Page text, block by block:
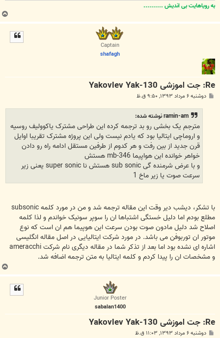
به رویاهایت بی اندیش ..........
Captain
shafagh
Re: جت اموزشی Yakovlev Yak-130
دوشنبه ۶ مرداد ۱۳۹۳, ۹:۵۰ ق.ظ
ramin-am نوشته شده:
مترجم یک بخشی رو بد ترجمه کرده این طراحی مشترک یاکوولیف روسیه
و اروماچی ایتالیا بود که یادم نیست ولی این پروژه مشترک تقریبا اوایل
قرن جدید از بین رفت و هر کدوم از طرفین مستقل ادامه راه رو دادن
خواهر خوانده این هواپیما mb-346 هستش
و با عرض شرمنده گی sub sonic هستش نا super sonic یعنی زیر
سرعت صوت یا زیر ماخ 1
با تشکر، دیشب دیر وقت این مقاله ترجمه شد و من در مورد کلمه subsonic
مطلع بودم اما دلیل خستگی اشتباها ان را سوپر سونیک خواندم و لذا کلمه
اصلاح شد دلیل مادون صوت بودن سرعت این هوپیما هم ان است که نوع
موتور ان توربوفن می باشد. در مورد شرکت ایتالیایی در اصل مقاله انگلیسی
اشاره ای نشده بود اما بعد از تذکر شما در مقاله دیگری نام شرکت ameracchi
و مشخصات ان را پیدا کردم و کلمه ایتالیا به متن ترجمه اضافه شد.
Junior Poster
sabalan1400
Re: جت اموزشی Yakovlev Yak-130
دوشنبه ۶ مرداد ۱۳۹۳, ۱۱:۰۳ ق.ظ